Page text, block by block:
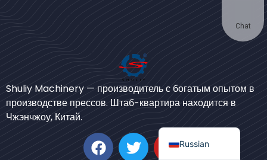
Shuliy Machinery — производитель с богатым опытом в
производстве прессов. Штаб-квартира находится в
Чжэнчжоу, Китай.
Russian
French
Arabic
Chat